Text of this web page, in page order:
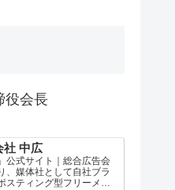
役会長
社 中広
公式サイト｜総合広告会
、媒体社として自社ブラ
スティング型フリーメデ